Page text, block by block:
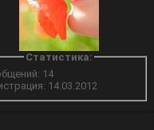
Статистика:
14
14.03.2012